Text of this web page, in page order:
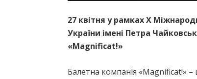
27 квітня у рамках Х
України імені Петра
«Magnificat!»
Балетна компанія «Magnificat!»